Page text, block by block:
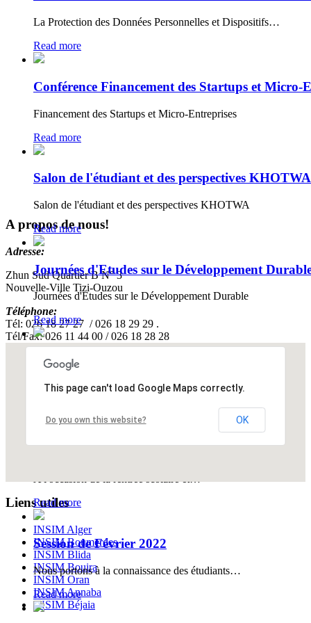
La Protection des Données Personnelles et Dispositifs…
Read more
Conférence Financement des Startups et Micro-
Financement des Startups et Micro-Entreprises
Read more
Salon de l'étudiant et des perspectives KHOTWA
Salon de l'étudiant et des perspectives KHOTWA
Read more
Journées d'Etudes sur le Développement
Journées d'Etudes sur le Développement Durable
Read more
Journées Portes Ouvertes Octobre 2024
Journées Portes Ouvertes , Octobre 2014
Read more
Session de Février 2022
Nous portons à la connaissance des étudiants…
Read more
A propos de nous!
Adresse:
Zhun Sud Quartier B N° 3
Nouvelle-Ville Tizi-Ouzou
Téléphone:
Tél: 026 18 27 27 / 026 18 29 29 .
Tél/Fax: 026 11 44 00 / 026 18 28 28
This page can't load Google Maps correctly.
Do you own this website? OK
Liens utiles
INSIM Alger
INSIM Boumerdes
INSIM Blida
INSIM Bouira
INSIM Oran
INSIM Annaba
INSIM Béjaia